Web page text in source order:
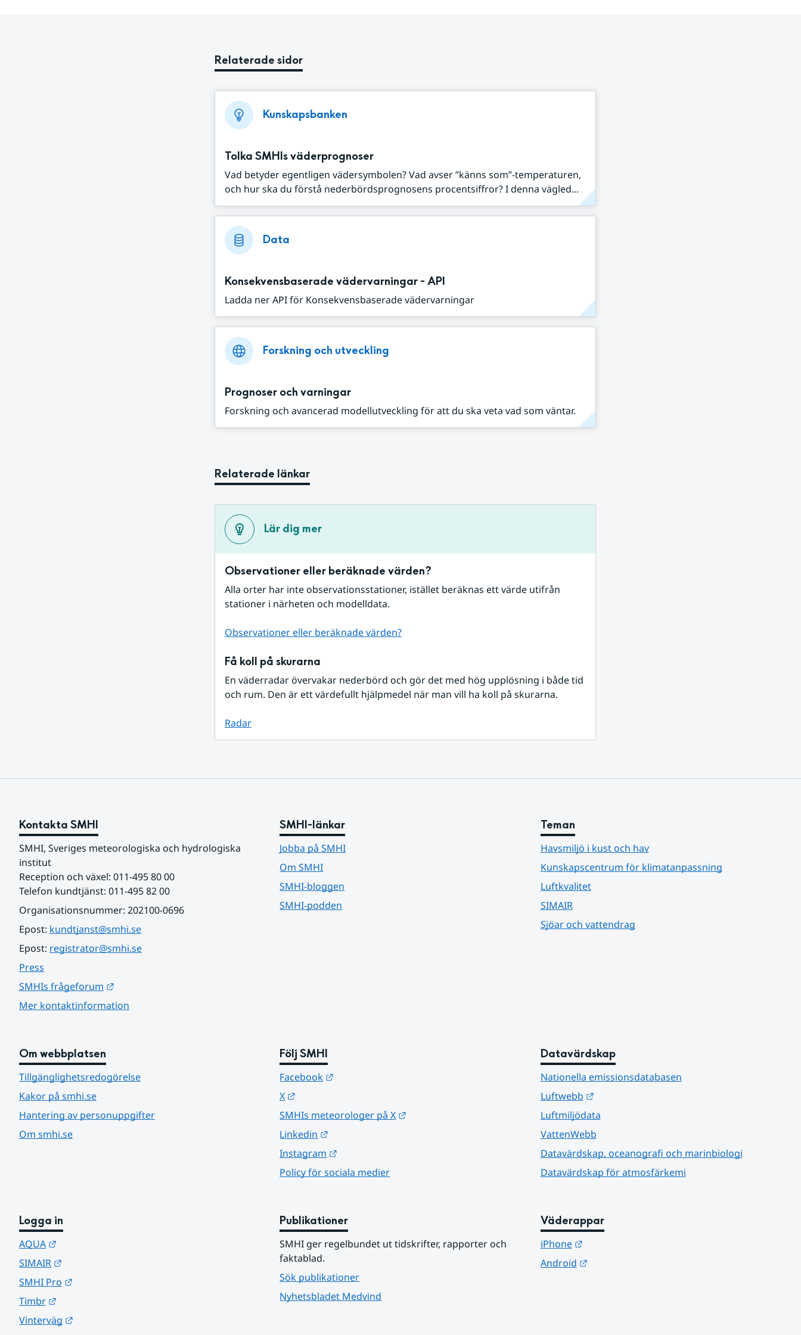
Relaterade sidor
Kunskapsbanken
Tolka SMHIs väderprognoser
Vad betyder egentligen vädersymbolen? Vad avser ”känns som”-temperaturen,
och hur ska du förstå nederbördsprognosens procentsiffror? I denna vägled...
Data
Konsekvensbaserade vädervarningar - API
Ladda ner API för Konsekvensbaserade vädervarningar
Forskning och utveckling
Prognoser och varningar
Forskning och avancerad modellutveckling för att du ska veta vad som väntar.
Relaterade länkar
Lär dig mer
Observationer eller beräknade värden?
Alla orter har inte observationsstationer, istället beräknas ett värde utifrån
stationer i närheten och modelldata.
Observationer eller beräknade värden?
Få koll på skurarna
En väderradar övervakar nederbörd och gör det med hög upplösning i både tid
och rum. Den är ett värdefullt hjälpmedel när man vill ha koll på skurarna.
Radar
Kontakta SMHI
SMHI, Sveriges meteorologiska och hydrologiska
institut
Reception och växel: 011-495 80 00
Telefon kundtjänst: 011-495 82 00
Organisationsnummer: 202100-0696
Epost: kundtjanst@smhi.se
Epost: registrator@smhi.se
Press
SMHIs frågeforum
Mer kontaktinformation
SMHI-länkar
Jobba på SMHI
Om SMHI
SMHI-bloggen
SMHI-podden
Teman
Havsmiljö i kust och hav
Kunskapscentrum för klimatanpassning
Luftkvalitet
SIMAIR
Sjöar och vattendrag
Om webbplatsen
Tillgänglighetsredogörelse
Kakor på smhi.se
Hantering av personuppgifter
Om smhi.se
Följ SMHI
Facebook
X
SMHIs meteorologer på X
Linkedin
Instagram
Policy för sociala medier
Datavärdskap
Nationella emissionsdatabasen
Luftwebb
Länk till annan webbplats.
Luftmiljödata
VattenWebb
Datavärdskap, oceanografi och marinbiologi
Datavärdskap för atmosfärkemi
Logga in
AQUA
SIMAIR
SMHI Pro
Timbr
Vinterväg
Publikationer
SMHI ger regelbundet ut tidskrifter, rapporter och
faktablad.
Sök publikationer
Nyhetsbladet Medvind
Väderappar
iPhone
Länk till annan webbplats.
Android
Länk till annan webbplats.